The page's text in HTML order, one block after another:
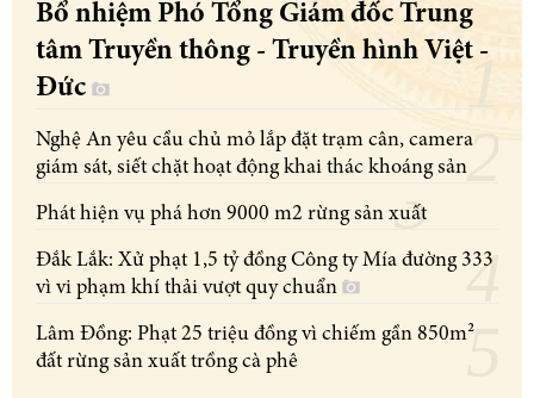
Bổ nhiệm Phó Tổng Giám đốc Trung
tâm Truyền thông - Truyền hình Việt -
Đức
Nghệ An yêu cầu chủ mỏ lắp đặt trạm cân, camera
giám sát, siết chặt hoạt động khai thác khoáng sản
Phát hiện vụ phá hơn 9000 m2 rừng sản xuất
Đắk Lắk: Xử phạt 1,5 tỷ đồng Công ty Mía đường 333
vì vi phạm khí thải vượt quy chuẩn
Lâm Đồng: Phạt 25 triệu đồng vì chiếm gần 850m²
đất rừng sản xuất trồng cà phê